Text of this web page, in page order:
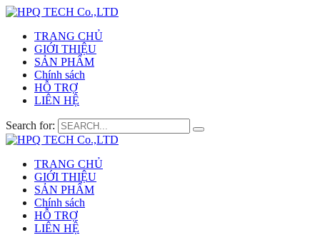
TRANG CHỦ
GIỚI THIỆU
SẢN PHẨM
Chính sách
HỖ TRỢ
LIÊN HỆ
Search for:
TRANG CHỦ
GIỚI THIỆU
SẢN PHẨM
Chính sách
HỖ TRỢ
LIÊN HỆ